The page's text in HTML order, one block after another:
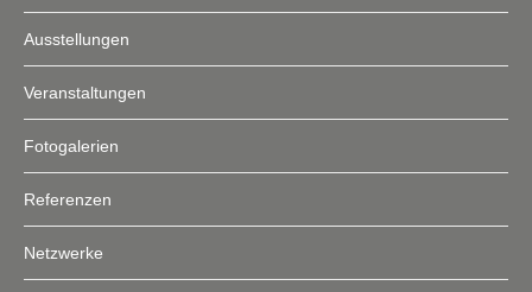
Ausstellungen
Veranstaltungen
Fotogalerien
Referenzen
Netzwerke